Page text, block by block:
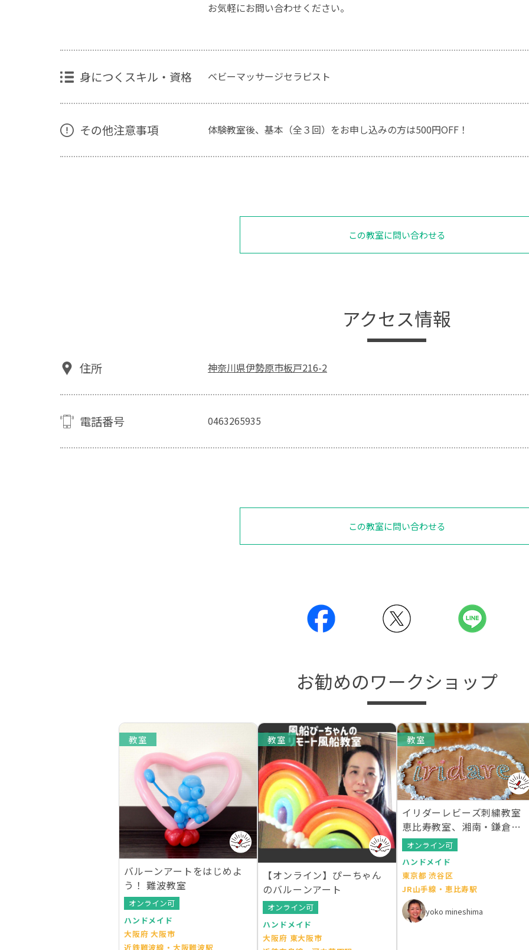
お気軽にお問い合わせください。
身につくスキル・資格 ベビーマッサージセラピスト
その他注意事項 体験教室後、基本（全３回）をお申し込みの方は500円OFF！
この教室に問い合わせる
アクセス情報
住所 神奈川県伊勢原市板戸216-2
電話番号 0463265935
この教室に問い合わせる
お勧めのワークショップ
教室
バルーンアートをはじめよ
う！ 難波教室
オンライン可
ハンドメイド
大阪府 大阪市
近鉄難波線・大阪難波駅
教室
【オンライン】ぴーちゃん
のバルーンアート
オンライン可
ハンドメイド
大阪府 東大阪市
教室
イリダーレビーズ刺繍教室
恵比寿教室、湘南・鎌倉教
室オンライン可
ハンドメイド
東京都 渋谷区
JR山手線・恵比寿駅
yoko mineshima